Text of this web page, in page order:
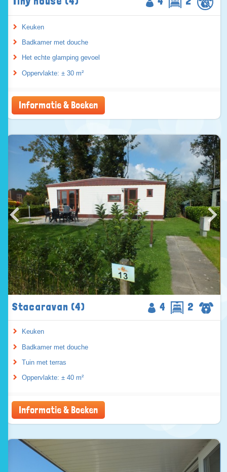
Keuken
Badkamer met douche
Het echte glamping gevoel
Oppervlakte: ± 30 m²
Informatie & Boeken
Stacaravan (4) 4 2
Keuken
Badkamer met douche
Tuin met terras
Oppervlakte: ± 40 m²
Informatie & Boeken